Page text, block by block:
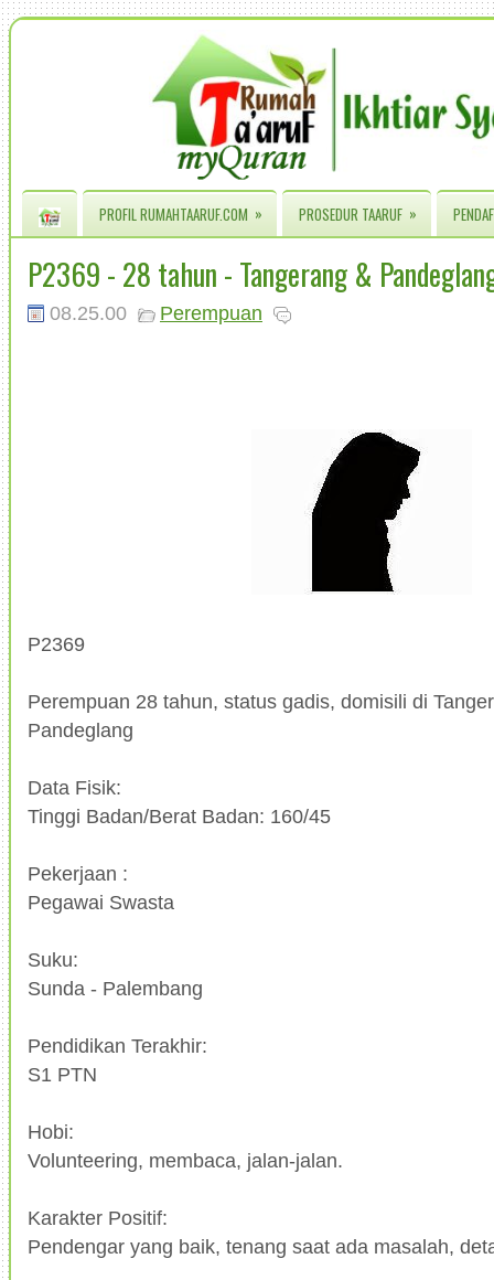
PROFIL RUMAHTAARUF.COM » PROSEDUR TAARUF »
P2369 - 28 tahun - Tangerang &
08.25.00 Perempuan
P2369
Perempuan 28 tahun, status gadis, domisili di
Pandeglang
Data Fisik:
Tinggi Badan/Berat Badan: 160/45
Pekerjaan :
Pegawai Swasta
Suku:
Sunda - Palembang
Pendidikan Terakhir:
S1 PTN
Hobi:
Volunteering, membaca, jalan-jalan.
Karakter Positif:
Pendengar yang baik, tenang saat ada masalah,